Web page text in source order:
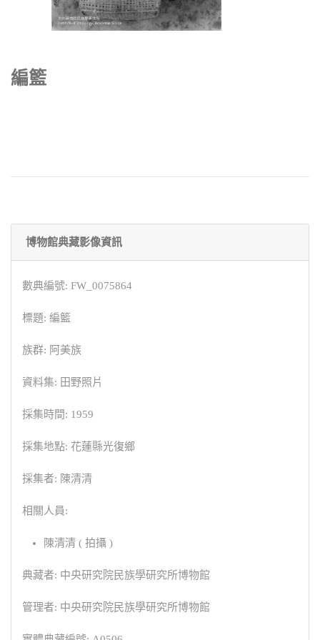
編籃
博物館典藏影像資訊
數典編號: FW_0075864
標題: 編籃
族群: 阿美族
資料集: 田野照片
採集時間: 1959
採集地點: 花蓮縣光復鄉
採集者: 陳清清
相關人員:
陳清清 ( 拍攝 )
典藏者: 中央研究院民族學研究所博物館
管理者: 中央研究院民族學研究所博物館